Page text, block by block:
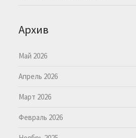
Архив
Май 2026
Апрель 2026
Март 2026
Февраль 2026